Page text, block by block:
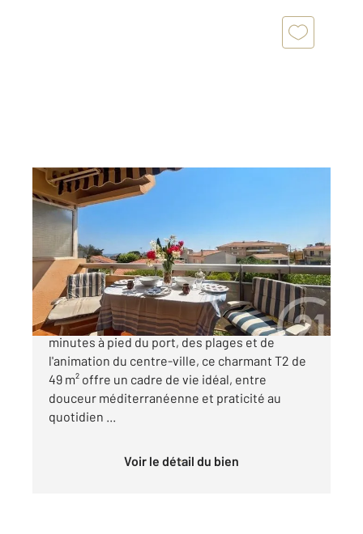
BANDOL 83
49 m2, 2 pièces
Ref : 1221
Appartement F2 à vendre
283 000 €
Le confort au cœur de Bandol À quelques
minutes à pied du port, des plages et de
l'animation du centre-ville, ce charmant T2 de
49 m² offre un cadre de vie idéal, entre
douceur méditerranéenne et praticité au
quotidien ...
Voir le détail du bien